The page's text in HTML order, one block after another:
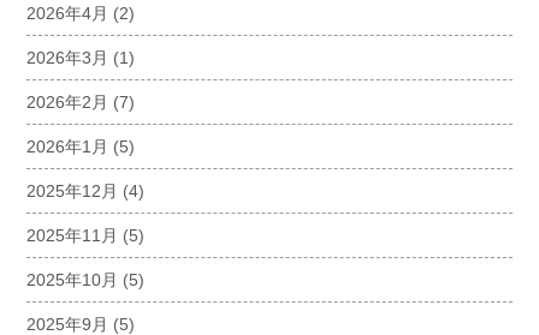
2026年4月 (2)
2026年3月 (1)
2026年2月 (7)
2026年1月 (5)
2025年12月 (4)
2025年11月 (5)
2025年10月 (5)
2025年9月 (5)